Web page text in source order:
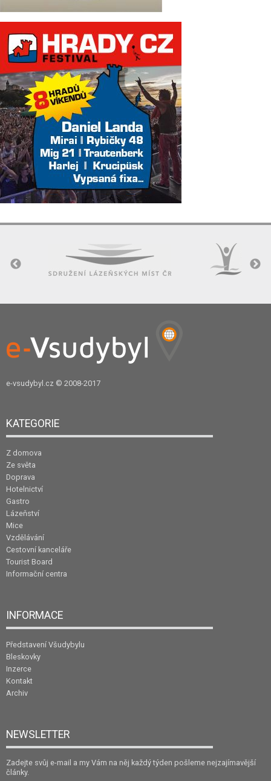
e-vsudybyl.cz © 2008-2017
KATEGORIE
Z domova
Ze světa
Doprava
Hotelnictví
Gastro
Lázeňství
Mice
Vzdělávání
Cestovní kanceláře
Tourist Board
Informační centra
INFORMACE
Představení Všudybylu
Bleskovky
Inzerce
Kontakt
Archiv
NEWSLETTER
Zadejte svůj e-mail a my Vám na něj každý týden pošleme nejzajímavější
články.